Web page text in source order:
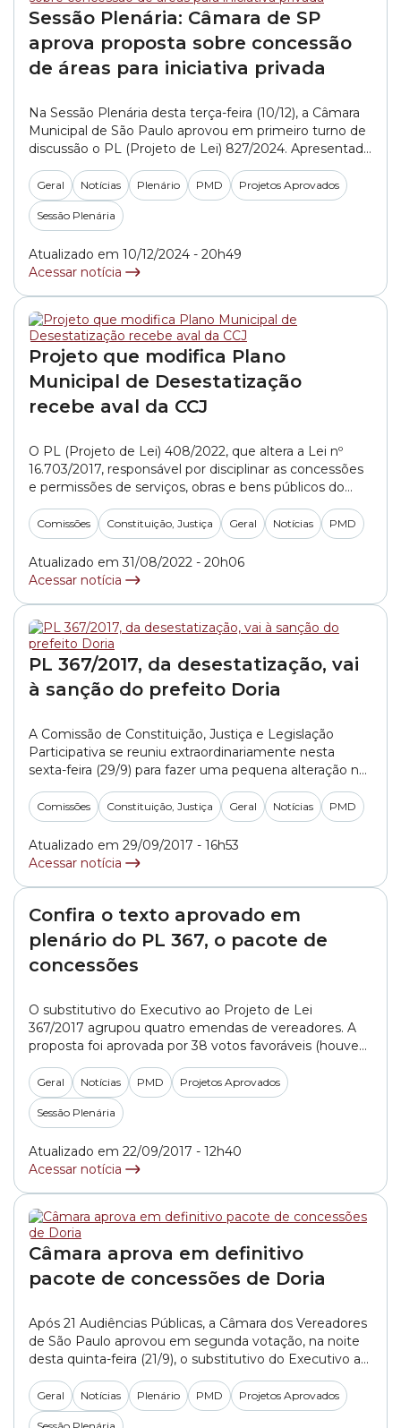
Sessão Plenária: Câmara de SP
aprova proposta sobre concessão
de áreas para iniciativa privada
Na Sessão Plenária desta terça-feira (10/12), a Câmara
Municipal de São Paulo aprovou em primeiro turno de
discussão o PL (Projeto de Lei) 827/2024. Apresentada
na Casa pela Prefeitura, a matéria trata do PMD (Plano
Municipal de Desestatização). O texto tem o objetivo
de disciplinar, por exemplo, as concessões de bens
Geral Notícias Plenário PMD Projetos Aprovados
Sessão Plenária
Atualizado em 10/12/2024 - 20h49
Acessar notícia
Projeto que modifica Plano
Municipal de Desestatização
recebe aval da CCJ
O PL (Projeto de Lei) 408/2022, que altera a Lei nº
16.703/2017, responsável por disciplinar as concessões
e permissões de serviços, obras e bens públicos do
PMD (Plano Municipal de Desestatização), teve seu
parecer de legalidade aprovado na reunião desta
quarta-feira (31/8) da CCJ (Comissão de Constituição,
Justiça e Legislação Participativa). Na apresentação da
proposta, o... »
Comissões Constituição, Justiça Geral Notícias PMD
Atualizado em 31/08/2022 - 20h06
Acessar notícia
PL 367/2017, da desestatização, vai
à sanção do prefeito Doria
A Comissão de Constituição, Justiça e Legislação
Participativa se reuniu extraordinariamente nesta
sexta-feira (29/9) para fazer uma pequena alteração no
texto do PL 367/2017, que foi aprovado pela Câmara
Municipal de São Paulo em Plenário. Esse Projeto
disciplina as concessões e permissões de serviços,
obras e bens públicos que serão realizadas no Plano
Municipal de... »
Comissões Constituição, Justiça Geral Notícias PMD
Atualizado em 29/09/2017 - 16h53
Acessar notícia
Confira o texto aprovado em
plenário do PL 367, o pacote de
concessões
O substitutivo do Executivo ao Projeto de Lei
367/2017 agrupou quatro emendas de vereadores. A
proposta foi aprovada por 38 votos favoráveis (houve
13 contrários) na noite desta quinta-feira (21/09) em
Sessão que durou quase nove horas. O PL aprovado
excluiu 12 mercados municipais e 16 sacolões –
previstos no texto original –, mas manteve o complexo
Geral Notícias PMD Projetos Aprovados
Sessão Plenária
Atualizado em 22/09/2017 - 12h40
Acessar notícia
Câmara aprova em definitivo
pacote de concessões de Doria
Após 21 Audiências Públicas, a Câmara dos Vereadores
de São Paulo aprovou em segunda votação, na noite
desta quinta-feira (21/9), o substitutivo do Executivo ao
Projeto de Lei (PL) 367/2017. A proposta aprovada
durante Sessão Plenária autoriza a Prefeitura a
conceder uma série de bens e serviços públicos.
Geral Notícias Plenário PMD Projetos Aprovados